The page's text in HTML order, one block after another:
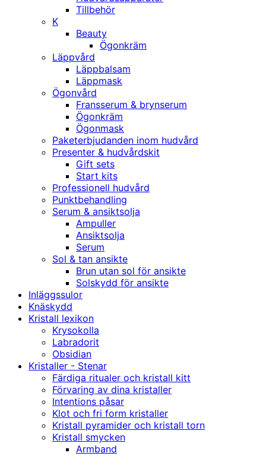
Tillbehör
K
Beauty
Ögonkräm
Läppvård
Läppbalsam
Läppmask
Ögonvård
Fransserum & brynserum
Ögonkräm
Ögonmask
Paketerbjudanden inom hudvård
Presenter & hudvårdskit
Gift sets
Start kits
Professionell hudvård
Punktbehandling
Serum & ansiktsolja
Ampuller
Ansiktsolja
Serum
Sol & tan ansikte
Brun utan sol för ansikte
Solskydd för ansikte
Inläggssulor
Knäskydd
Kristall lexikon
Krysokolla
Labradorit
Obsidian
Kristaller - Stenar
Färdiga ritualer och kristall kitt
Förvaring av dina kristaller
Intentions påsar
Klot och fri form kristaller
Kristall pyramider och kristall torn
Kristall smycken
Armband